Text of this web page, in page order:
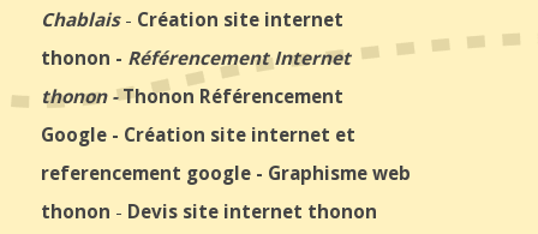
Chablais- Création site internet
thonon - Référencement Internet
thonon-Thonon Référencement
Google - Création site internet et
referencement google - Graphisme web
thonon - Devis site internet thonon